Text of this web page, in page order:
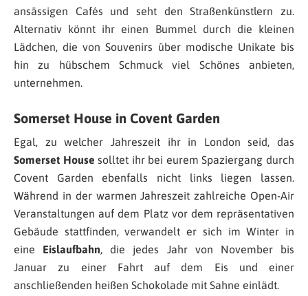
ansässigen Cafés und seht den Straßenkünstlern zu.
Alternativ könnt ihr einen Bummel durch die kleinen
Lädchen, die von Souvenirs über modische Unikate bis
hin zu hübschem Schmuck viel Schönes anbieten,
unternehmen.
Somerset House in Covent Garden
Egal, zu welcher Jahreszeit ihr in London seid, das
Somerset House solltet ihr bei eurem Spaziergang durch
Covent Garden ebenfalls nicht links liegen lassen.
Während in der warmen Jahreszeit zahlreiche Open-Air
Veranstaltungen auf dem Platz vor dem repräsentativen
Gebäude stattfinden, verwandelt er sich im Winter in
eine Eislaufbahn, die jedes Jahr von November bis
Januar zu einer Fahrt auf dem Eis und einer
anschließenden heißen Schokolade mit Sahne einlädt.